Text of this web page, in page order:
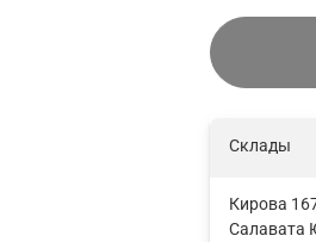
Склады
Кирова
Салавата